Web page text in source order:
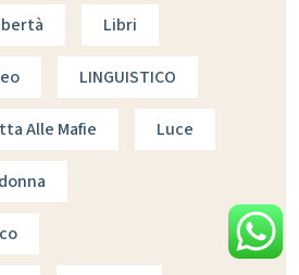
Libri
LINGUISTICO
Alle Mafie Luce